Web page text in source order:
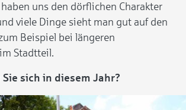
uns den dörflichen Charakter
viele Dinge sieht man gut auf den
Beispiel bei längeren
Stadtteil.
sich in diesem Jahr?